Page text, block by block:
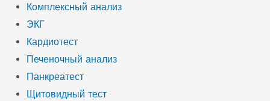
Комплексный анализ
ЭКГ
Кардиотест
Печеночный анализ
Панкреатест
Щитовидный тест